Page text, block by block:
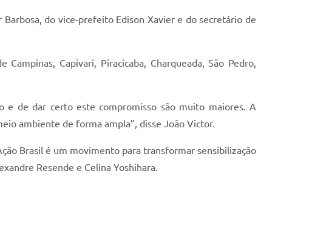
do vice-prefeito Edison Xavier e do secretário de
Capivari, Piracicaba, Charqueada, São Pedro,
e de dar certo este compromisso são muito maiores. A
ambiente de forma ampla”, disse João Victor.
Brasil é um movimento para transformar sensibilização
Resende e Celina Yoshihara.